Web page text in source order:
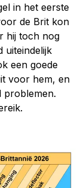
in het eerste
de Brit kon
hij toch nog
uiteindelijk
een goede
voor hem, en
problemen.